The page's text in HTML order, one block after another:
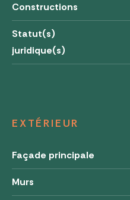
Constructions
Statut(s)
juridique(s)
EXTÉRIEUR
Façade principale
Murs